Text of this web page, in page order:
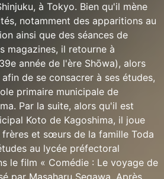
à Tokyo. Bien qu'il mène
notamment des apparitions au
ainsi que des séances de
magazines, il retourne à
année de l'ère Shōwa), alors
de se consacrer à ses études,
primaire municipale de
Par la suite, alors qu'il est
Koto de Kagoshima, il joue
et sœurs de la famille Toda
au lycée préfectoral
le film « Comédie : Le voyage de
par Masaharu Segawa. Après